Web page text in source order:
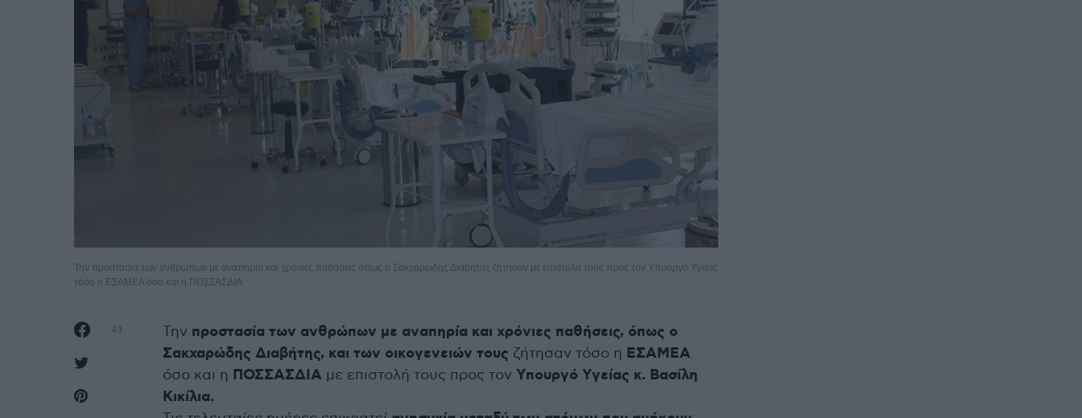
Την προστασία των ανθρώπων με αναπηρία και χρόνιες παθήσεις όπως ο Σακχαρώδης Διαβήτης ζήτησαν με επιστολή τους προς τον Υπουργό Υγείας
τόσο η ΕΣΑΜΕΑ όσο και η ΠΟΣΣΑΣΔΙΑ
43 Την προστασία των ανθρώπων με αναπηρία και χρόνιες παθήσεις, όπως ο
Σακχαρώδης Διαβήτης, και των οικογενειών τους ζήτησαν τόσο η ΕΣΑΜΕΑ
όσο και η ΠΟΣΣΑΣΔΙΑ με επιστολή τους προς τον Υπουργό Υγείας κ. Βασίλη
Κικίλια.